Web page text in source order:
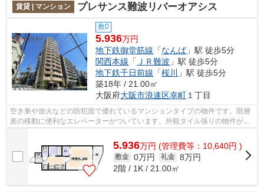
賃貸 | マンション プレサンス難波リバーオアシス
敷0
5.936万円
地下鉄御堂筋線 「なんば」駅 徒歩5分
関西本線 「 ＪＲ難波 」駅 徒歩5分
地下鉄千日前線 「桜川
」駅 徒歩5分
築18年 / 21.00㎡
大阪府大阪市浪速区幸町１丁目
空き巣や放火などの防犯面で優れているマンションタイプの物件です。階層
差の移動に便利なエレベーターがついています。外観タイル張りの物件が好
5.936万円 (管理費等：10,640円 )
敷金 0万円 礼金 8万円
2階 / 1K / 21.00㎡